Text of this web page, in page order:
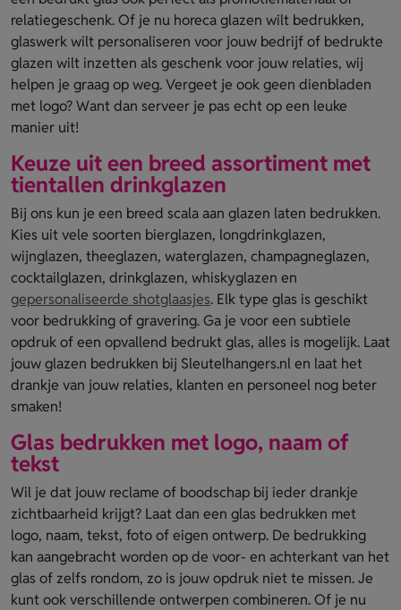
relatiegeschenk. Of je nu horeca glazen wilt bedrukken,
glaswerk wilt personaliseren voor jouw bedrijf of bedrukte
glazen wilt inzetten als geschenk voor jouw relaties, wij
helpen je graag op weg. Vergeet je ook geen dienbladen
met logo? Want dan serveer je pas echt op een leuke
manier uit!
Keuze uit een breed assortiment met
tientallen drinkglazen
Bij ons kun je een breed scala aan glazen laten bedrukken.
Kies uit vele soorten bierglazen, longdrinkglazen,
wijnglazen, theeglazen, waterglazen, champagneglazen,
cocktailglazen, drinkglazen, whiskyglazen en
gepersonaliseerde shotglaasjes. Elk type glas is geschikt
voor bedrukking of gravering. Ga je voor een subtiele
opdruk of een opvallend bedrukt glas, alles is mogelijk. Laat
jouw glazen bedrukken bij Sleutelhangers.nl en laat het
drankje van jouw relaties, klanten en personeel nog beter
smaken!
Glas bedrukken met logo, naam of
tekst
Wil je dat jouw reclame of boodschap bij ieder drankje
zichtbaarheid krijgt? Laat dan een glas bedrukken met
logo, naam, tekst, foto of eigen ontwerp. De bedrukking
kan aangebracht worden op de voor- en achterkant van het
glas of zelfs rondom, zo is jouw opdruk niet te missen. Je
kunt ook verschillende ontwerpen combineren. Of je nu